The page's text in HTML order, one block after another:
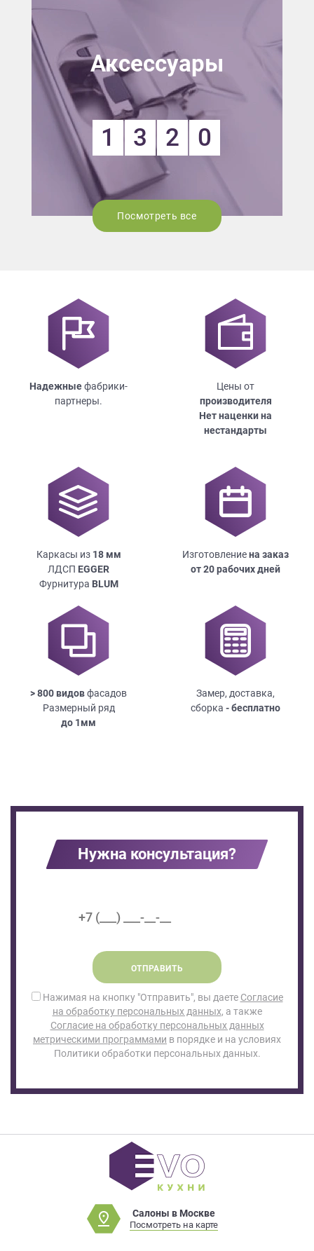
Аксессуары
1 3 2 0
Посмотреть все
Надежныефабрики-
партнеры.
Цены от
производителя
Нет наценки на
нестандарты
Каркасы из 18мм
ЛДСП EGGER
Фурнитура BLUM
Изготовлениена заказ
от 20 рабочих дней
> 800 видовфасадов
Размерный ряд
до 1мм
Замер, доставка,
сборка - бесплатно
Нужна консультация?
ОТПРАВИТЬ
Нажимая на кнопку "Отправить", вы даете Согласие
на обработку персональных данных, а также
Согласие на обработку персональных данных
метрическими программами в порядке и на условиях
Политики обработки персональных данных.
Салоны в Москве
Посмотреть на карте